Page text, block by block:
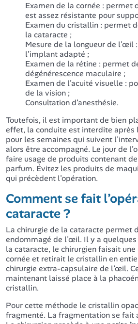
Examen de la cornée : permet
est assez résistante pour
Examen du cristallin : permet
la cataracte ;
Mesure de la longueur de l’œil
l’implant adapté ;
Examen de la rétine : permet
dégénérescence maculaire ;
Examen de l’acuité visuelle :
de la vision ;
Consultation d’anesthésie.
Toutefois, il est important de bien
effet, la conduite est interdite après
pour les semaines qui suivent
alors être accompagné. Le jour de
faire usage de produits contenant de
parfum. Évitez les produits de
qui précèdent l’opération.
Comment se fait
cataracte ?
La chirurgie de la cataracte permet
endommagé de l’œil. Il y a
la cataracte, le chirurgien faisait
cornée et retirait le cristallin en
chirurgie extra-capsulaire de l’œil.
maintenant laissé place à la
cristallin.
Pour cette méthode le cristallin
fragmenté. La fragmentation se fait